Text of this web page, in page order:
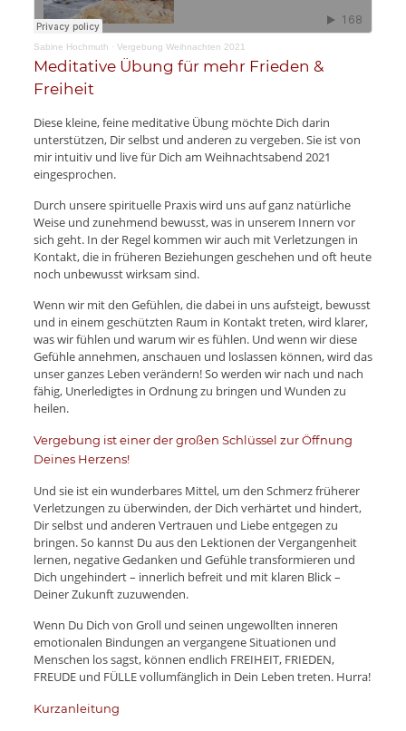
Sabine Hochmuth · Vergebung Weihnachten 2021
Meditative Übung für mehr Frieden &
Freiheit
Diese kleine, feine meditative Übung möchte Dich darin
unterstützen, Dir selbst und anderen zu vergeben. Sie ist von
mir intuitiv und live für Dich am Weihnachtsabend 2021
eingesprochen.
Durch unsere spirituelle Praxis wird uns auf ganz natürliche
Weise und zunehmend bewusst, was in unserem Innern vor
sich geht. In der Regel kommen wir auch mit Verletzungen in
Kontakt, die in früheren Beziehungen geschehen und oft heute
noch unbewusst wirksam sind.
Wenn wir mit den Gefühlen, die dabei in uns aufsteigt, bewusst
und in einem geschützten Raum in Kontakt treten, wird klarer,
was wir fühlen und warum wir es fühlen. Und wenn wir diese
Gefühle annehmen, anschauen und loslassen können, wird das
unser ganzes Leben verändern! So werden wir nach und nach
fähig, Unerledigtes in Ordnung zu bringen und Wunden zu
heilen.
Vergebung ist einer der großen Schlüssel zur Öffnung
Deines Herzens!
Und sie ist ein wunderbares Mittel, um den Schmerz früherer
Verletzungen zu überwinden, der Dich verhärtet und hindert,
Dir selbst und anderen Vertrauen und Liebe entgegen zu
bringen. So kannst Du aus den Lektionen der Vergangenheit
lernen, negative Gedanken und Gefühle transformieren und
Dich ungehindert – innerlich befreit und mit klaren Blick –
Deiner Zukunft zuzuwenden.
Wenn Du Dich von Groll und seinen ungewollten inneren
emotionalen Bindungen an vergangene Situationen und
Menschen los sagst, können endlich FREIHEIT, FRIEDEN,
FREUDE und FÜLLE vollumfänglich in Dein Leben treten. Hurra!
Kurzanleitung